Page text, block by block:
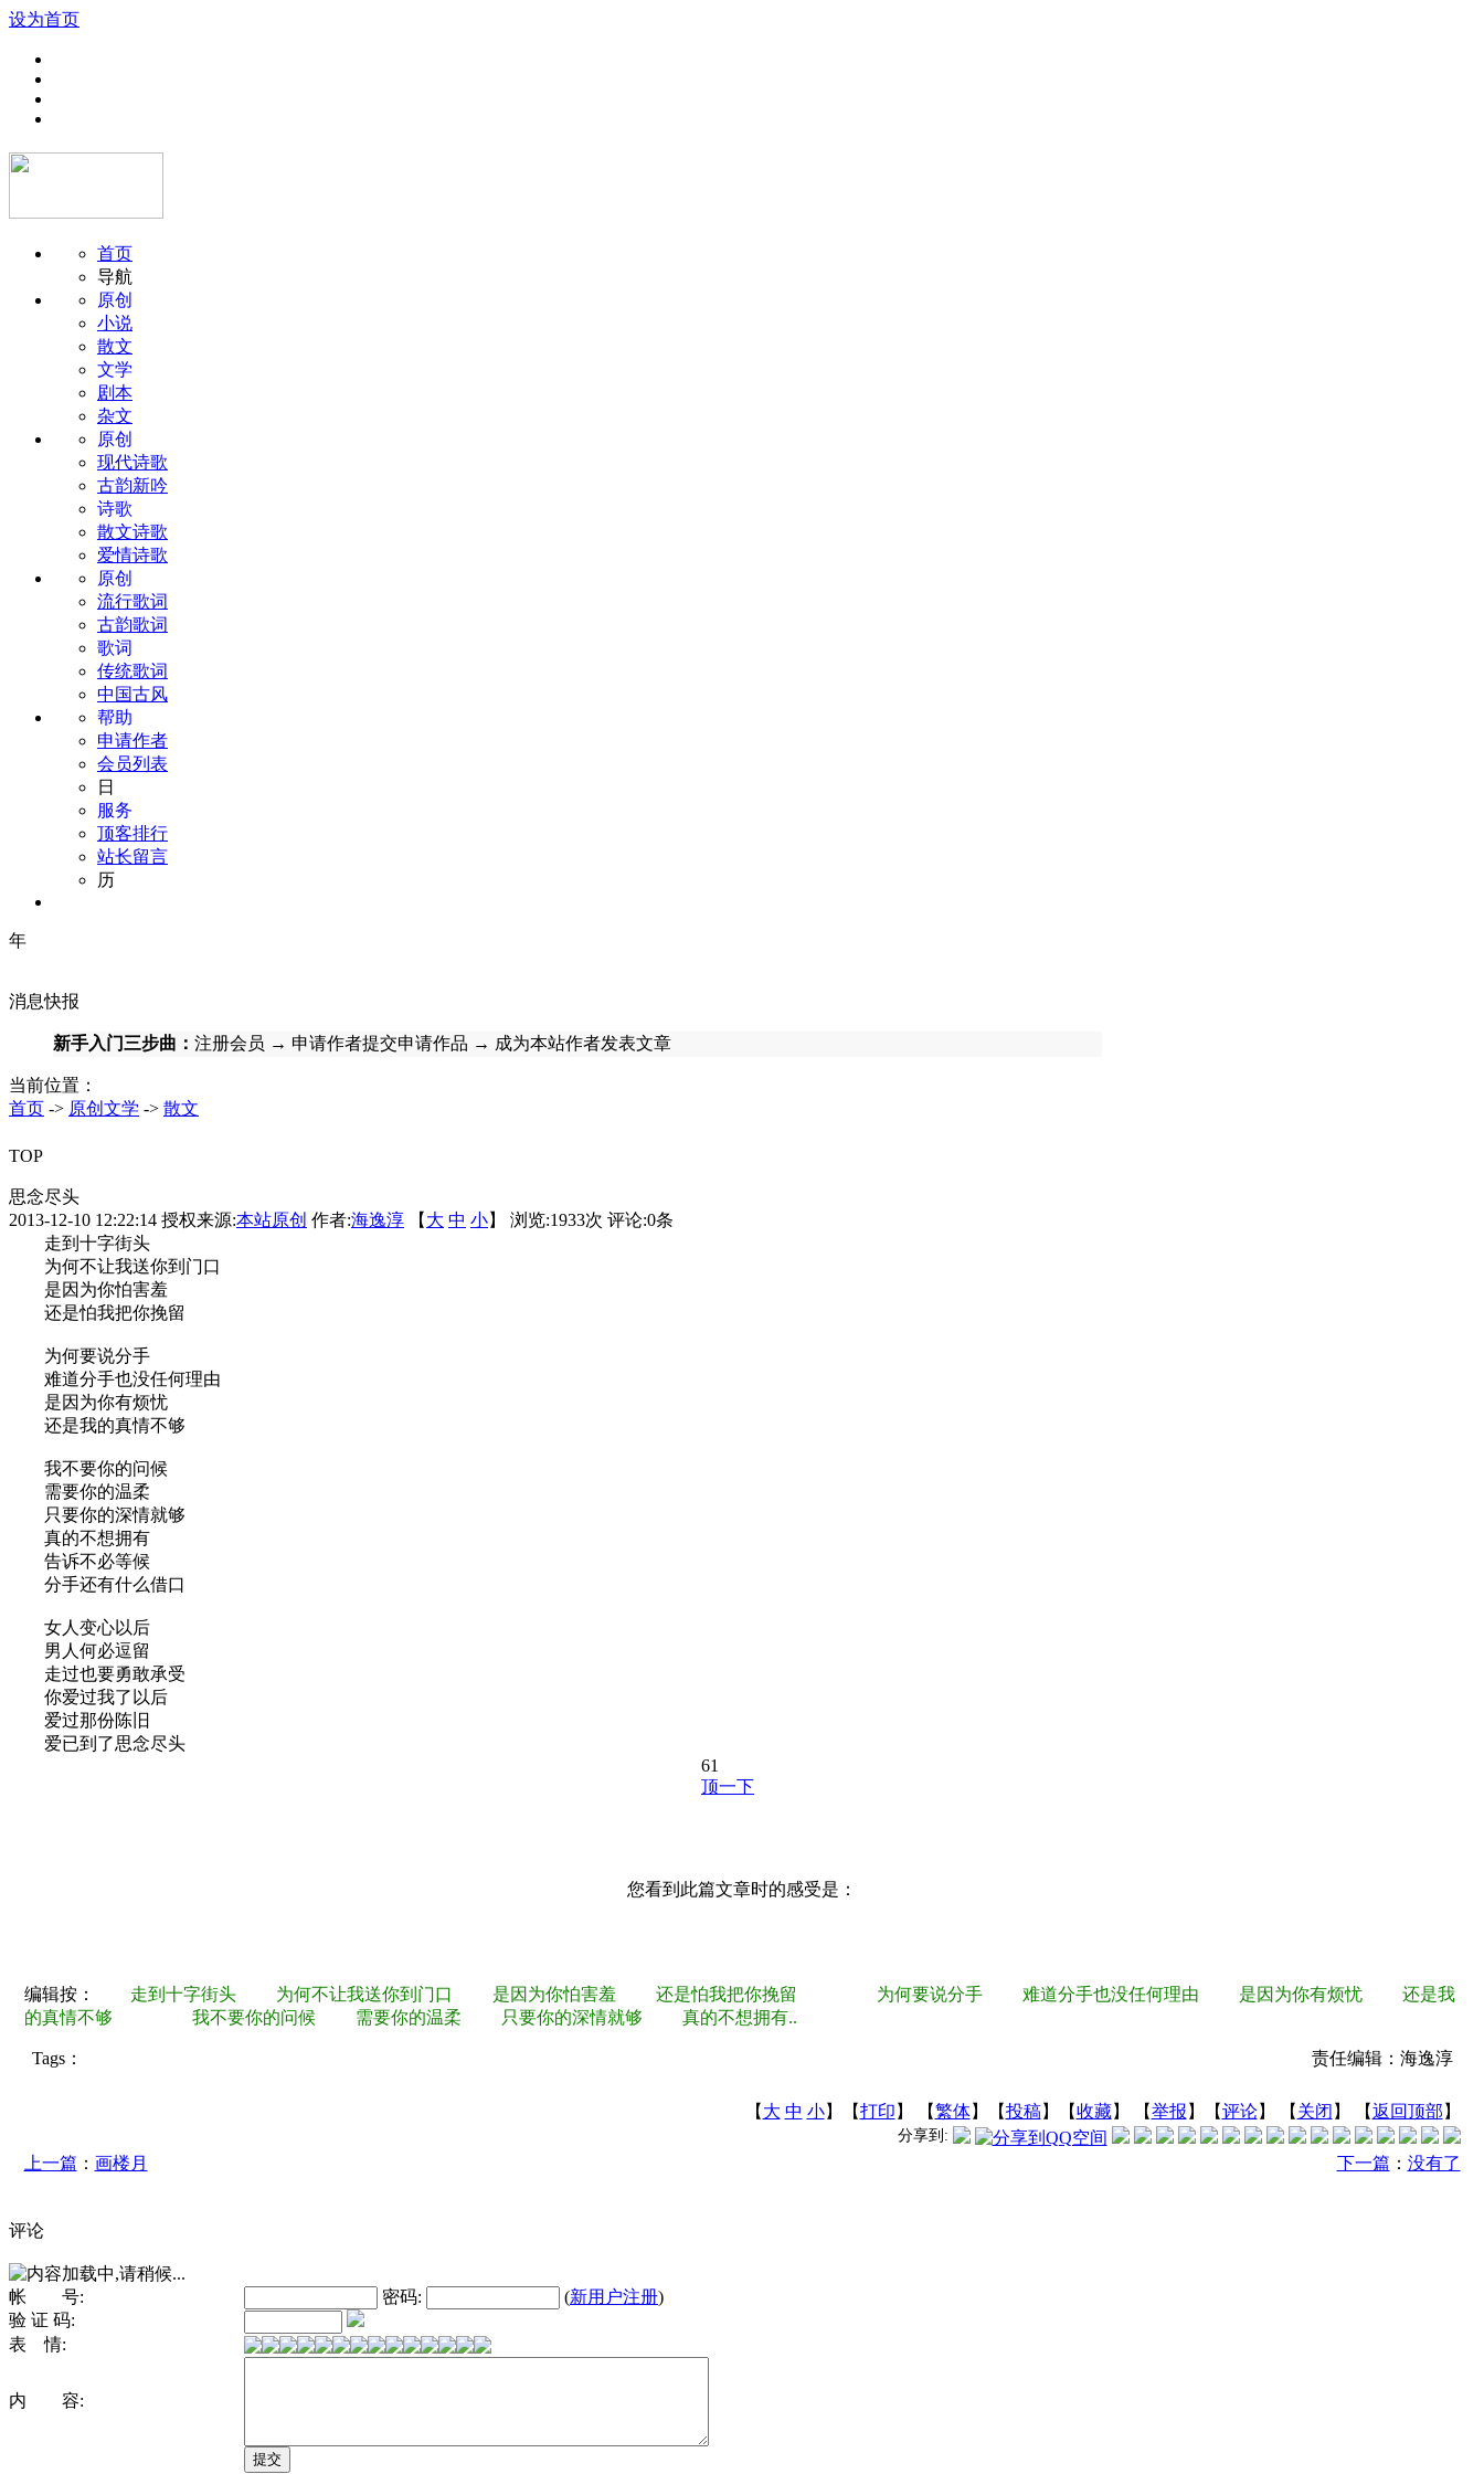
设为首页
首页
导航
原创
小说
散文
文学
剧本
杂文
原创
现代诗歌
古韵新吟
诗歌
散文诗歌
爱情诗歌
原创
流行歌词
古韵歌词
歌词
传统歌词
中国古风
帮助
申请作者
会员列表
日
服务
顶客排行
站长留言
历
年
消息快报
新手入门三步曲： 注册会员 → 申请作者提交申请作品 → 成为本站作者发表文章
当前位置：
首页 -> 原创文学 -> 散文
TOP
思念尽头
2013-12-10 12:22:14 授权来源:本站原创 作者:海逸淳 【 大 中 小】 浏览:1933次 评论:0条
走到十字街头
为何不让我送你到门口
是因为你怕害羞
还是怕我把你挽留
为何要说分手
难道分手也没任何理由
是因为你有烦忧
还是我的真情不够
我不要你的问候
需要你的温柔
只要你的深情就够
真的不想拥有
告诉不必等候
分手还有什么借口
女人变心以后
男人何必逗留
走过也要勇敢承受
你爱过我了以后
爱过那份陈旧
爱已到了思念尽头
61
顶一下
您看到此篇文章时的感受是：
编辑按：
走到十字街头 为何不让我送你到门口 是因为你怕害羞 还是怕我把你挽留 为何要说分手 难道分手也没任何理由 是因为你有烦忧 还是我
的真情不够 我不要你的问候 需要你的温柔 只要你的深情就够 真的不想拥有..
Tags： 责任编辑：海逸淳
【 大 中 小】【打印 】 【繁体】【投稿】【收藏】 【举报 】【评论】 【 关闭 】 【返回顶部 】
分享到:
上一篇 ： 画楼月 下一篇 ： 没有了
评论
帐 号: 密码: (新用户注册)
验 证 码:
表 情:
内 容: